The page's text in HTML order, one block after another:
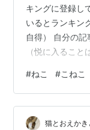
キングに登録し
いるとランキン
自得） 自分の
（悦に入るこ
できましたら記
ポチッとお願い
なかったので読
ッとできずにい
#ねこ #こねこ
猫とおえかき